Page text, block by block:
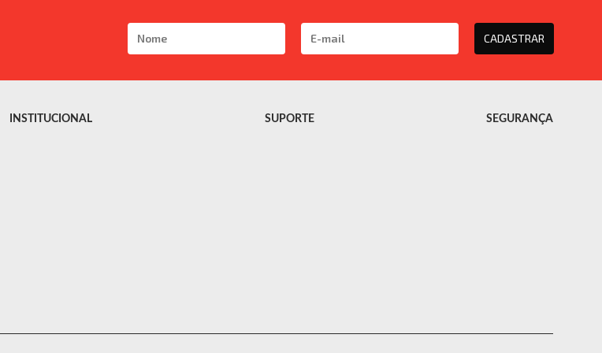
CADASTRAR
INSTITUCIONAL SUPORTE SEGURANÇA